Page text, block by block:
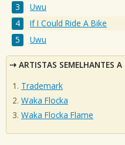
Uwu
If I Could Ride A Bike
Uwu
ARTISTAS SEMELHANTES A
Trademark
Waka Flocka
Waka Flocka Flame